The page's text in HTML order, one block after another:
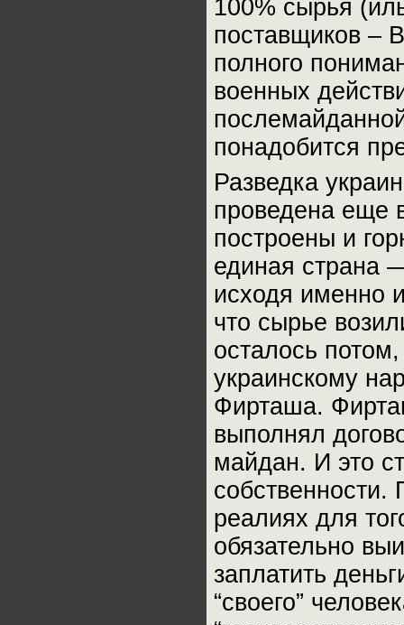
100% сырья
поставщиков –
полного
военных
понадобится
Разведка
проведена еще
построены и
единая страна
исходя именно
что сырье
осталось
украинскому
Фирташа.
выполнял
майдан. И это
реалиях для
обязательно
заплатить
“своего”